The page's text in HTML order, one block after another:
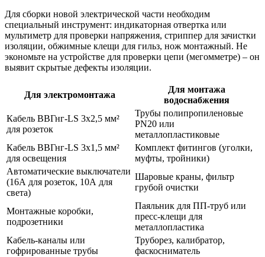
Для сборки новой электрической части необходим
специальный инструмент: индикаторная отвертка или
мультиметр для проверки напряжения, стриппер для зачистки
изоляции, обжимные клещи для гильз, нож монтажный. Не
экономьте на устройстве для проверки цепи (мегомметре) – он
выявит скрытые дефекты изоляции.
Для электромонтажа
Для монтажа
водоснабжения
Кабель ВВГнг-LS 3х2,5 мм²
для розеток
Трубы полипропиленовые
PN20 или
металлопластиковые
Кабель ВВГнг-LS 3х1,5 мм²
для освещения
Комплект фитингов (уголки,
муфты, тройники)
Автоматические выключатели
(16А для розеток, 10А для
света)
Шаровые краны, фильтр
грубой очистки
Монтажные коробки,
подрозетники
Паяльник для ПП-труб или
пресс-клещи для
металлопластика
Кабель-каналы или
гофрированные трубы
Труборез, калибратор,
фаскосниматель